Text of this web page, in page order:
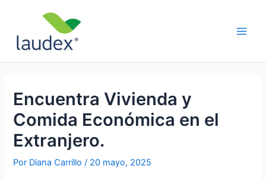
contenido
Encuentra Vivienda y
Comida Económica en el
Extranjero.
Por Diana Carrillo/ 20 mayo, 2025
entradas